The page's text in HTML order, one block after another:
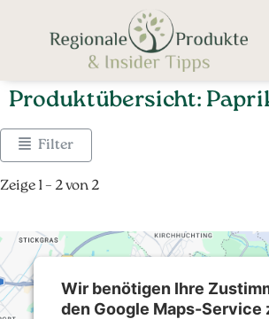
Produktübersicht:
Filter
Zeige 1 – 2 von 2
Wir benötigen Ihre
den Google Maps-Service